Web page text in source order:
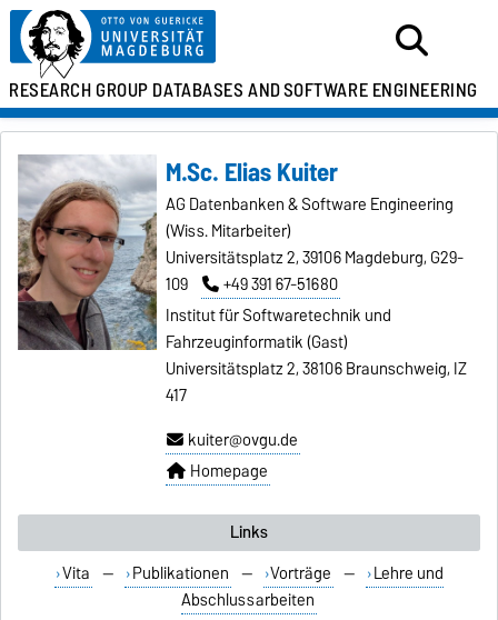
RESEARCH GROUPDATABASES ANDSOFTWARE ENGINEERING
M.Sc. Elias Kuiter
AG Datenbanken & Software Engineering
(Wiss. Mitarbeiter)
Universitätsplatz 2, 39106 Magdeburg, G29-
109
+49 391 67-51680
Institut für Softwaretechnik und
Fahrzeuginformatik (Gast)
Universitätsplatz 2, 38106 Braunschweig, IZ
417
kuiter@ovgu.de
Homepage
Links
Vita — Publikationen — Vorträge —
Lehre und
Abschlussarbeiten